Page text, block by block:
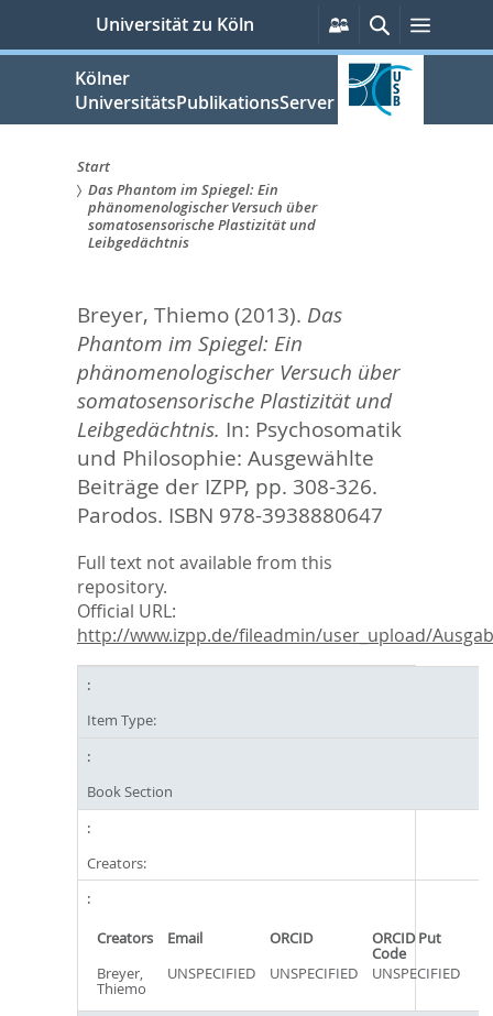
springen
Universität zu Köln
Persönliche
Services
SucheMenü
Kölner
UniversitätsPublikationsServer
Sie
sind
Start
Das Phantom im Spiegel: Ein
phänomenologischer Versuch über
somatosensorische Plastizität und
Leibgedächtnis
Breyer, Thiemo(2013). Das
Phantom im Spiegel: Ein
phänomenologischer Versuch über
somatosensorische Plastizität und
Leibgedächtnis. In: Psychosomatik
und Philosophie: Ausgewählte
Beiträge der IZPP, pp. 308-326.
Parodos. ISBN 978-3938880647
Full text not available from this
repository.
Official URL:
http://www.izpp.de/fileadmin/user_upload/
Item Type:
Book Section
Creators:
Creators Email ORCID ORCID Put
Code
Breyer,
Thiemo
UNSPECIFIED UNSPECIFIED UNSPECIFIED